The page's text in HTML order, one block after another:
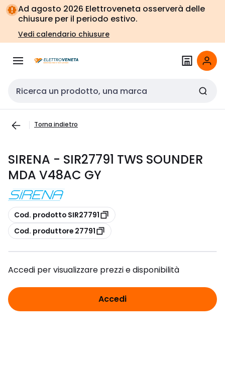
Vai alla
navigazione
Vai
alla
pagina
Ad agosto 2026 Elettroveneta osserverà delle
chiusure per il periodo estivo.
Vedi calendario chiusure
Cerca input
Torna indietro
SIRENA - SIR27791 TWS SOUNDER
MDA V48AC GY
copia
Cod. prodotto SIR27791
copia
Cod. produttore 27791
Accedi per visualizzare prezzi e disponibilità
Accedi